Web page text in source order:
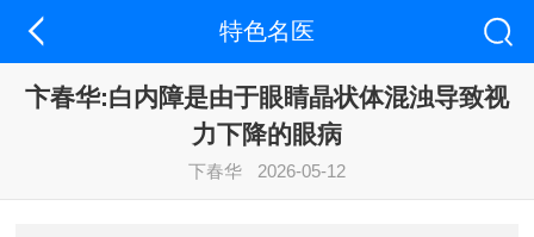
特色名医
卞春华:‌白内障‌是由于眼睛晶状体混浊导致视
力下降的眼病
下春华 2026-05-12